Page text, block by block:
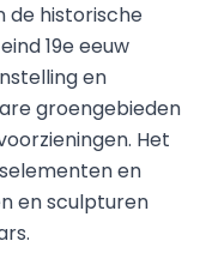
de historische
19e eeuw
en
groengebieden
Het
en
en sculpturen